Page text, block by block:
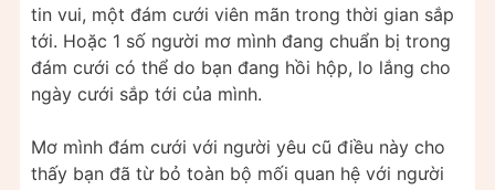
tin vui, một đám cưới viên mãn trong thời gian sắp
tới. Hoặc 1 số người mơ mình đang chuẩn bị trong
đám cưới có thể do bạn đang hồi hộp, lo lắng cho
ngày cưới sắp tới của mình.
Mơ mình đám cưới với người yêu cũ điều này cho
thấy bạn đã từ bỏ toàn bộ mối quan hệ với người